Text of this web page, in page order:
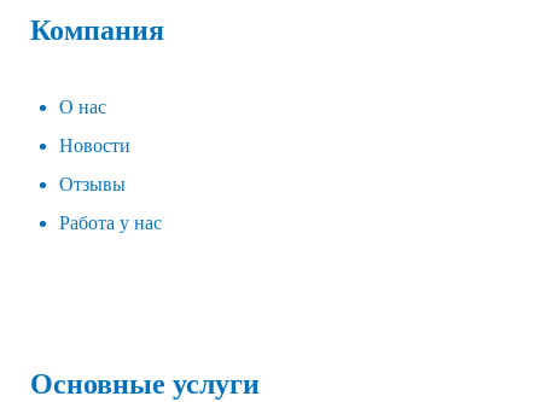
Компания
О нас
Новости
Отзывы
Работа у нас
Основные услуги